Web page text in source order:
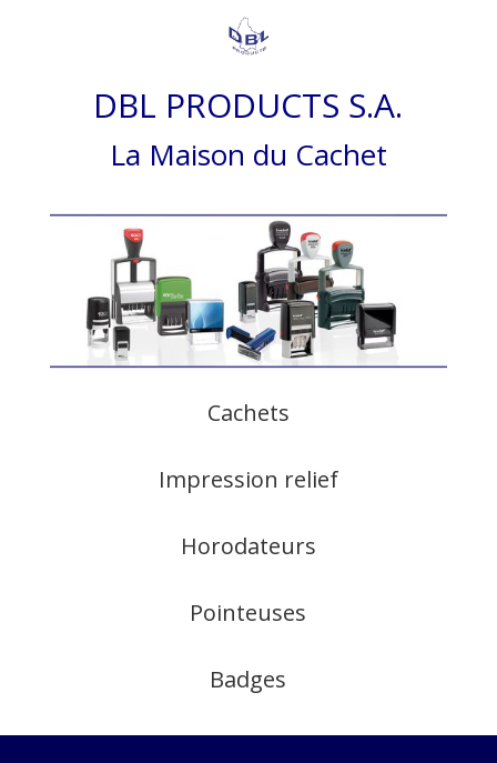
DBL PRODUCTS S.A.
La Maison du Cachet
Cachets
Impression relief
Horodateurs
Pointeuses
Badges